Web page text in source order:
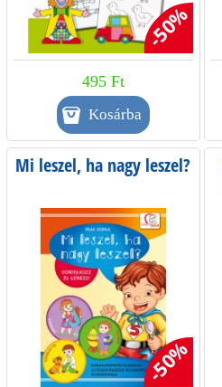
-50%
495 Ft
Mi leszel, ha nagy leszel?
-50%